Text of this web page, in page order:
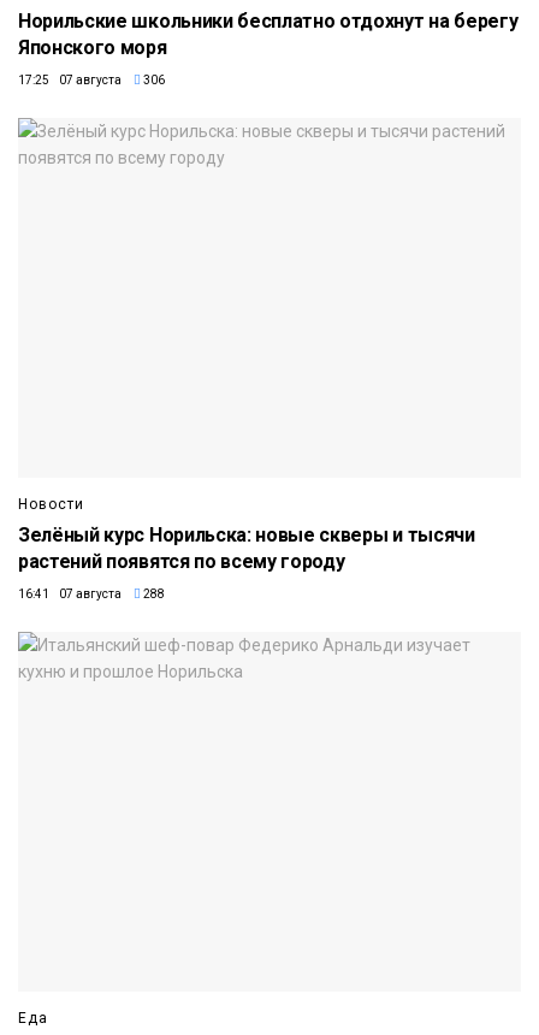
Норильские школьники бесплатно отдохнут на берегу
Японского моря
17:25 07 августа 306
Новости
Зелёный курс Норильска: новые скверы и тысячи
растений появятся по всему городу
16:41 07 августа 288
Еда